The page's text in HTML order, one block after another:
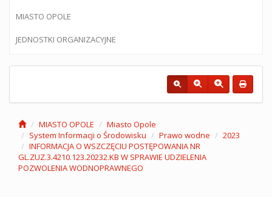
MIASTO OPOLE
JEDNOSTKI ORGANIZACYJNE
MIASTO OPOLE
Miasto Opole
System Informacji o Środowisku
Prawo wodne
2023
INFORMACJA O WSZCZĘCIU POSTĘPOWANIA NR
GL.ZUZ.3.4210.123.20232.KB W SPRAWIE UDZIELENIA
POZWOLENIA WODNOPRAWNEGO